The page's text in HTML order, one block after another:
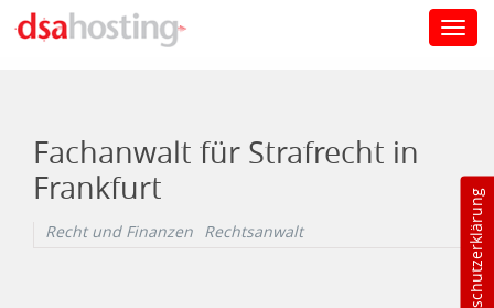
Datenschutzerklärung
Fachanwalt für Strafrecht in
Frankfurt
Recht und Finanzen Rechtsanwalt